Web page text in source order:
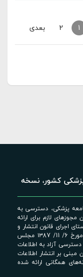
1
2 بعدی
کشور، نسخه
پزشکی، دسترسی به
مجوزهای لازم برای ارائه
اجرای قانون انتشار و
دسترسی آزاد به اطلاعات مصوب جلسه علنی مورخ 6/ 11/ ۱۳87 مجلس
دسترسی آزاد به اطلاعات
مبنی بر انتشار اطلاعات
همگانی ارائه شده